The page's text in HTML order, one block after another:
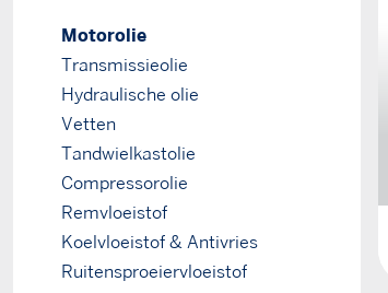
Motorolie
Transmissieolie
Hydraulische olie
Vetten
Tandwielkastolie
Compressorolie
Remvloeistof
Koelvloeistof & Antivries
Ruitensproeiervloeistof